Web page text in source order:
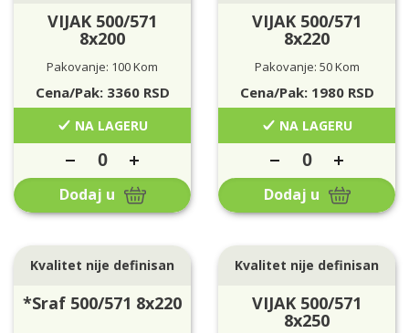
VIJAK 500/571
8x200
Pakovanje: 100 Kom
Cena/Pak: 3360RSD
NA LAGERU
Dodaj u
VIJAK 500/571
8x220
Pakovanje: 50 Kom
Cena/Pak: 1980RSD
NA LAGERU
Dodaj u
Kvalitet nije definisan
*Sraf 500/571 8x220
Kvalitet nije definisan
VIJAK 500/571
8x250